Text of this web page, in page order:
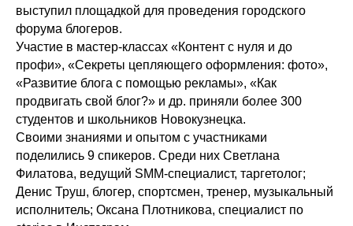
выступил площадкой для проведения городского
форума блогеров.
Участие в мастер-классах «Контент с нуля и до
профи», «Секреты цепляющего оформления: фото»,
«Развитие блога с помощью рекламы», «Как
продвигать свой блог?» и др. приняли более 300
студентов и школьников Новокузнецка.
Своими знаниями и опытом с участниками
поделились 9 спикеров. Среди них Светлана
Филатова, ведущий SMM-специалист, таргетолог;
Денис Труш, блогер, спортсмен, тренер, музыкальный
исполнитель; Оксана Плотникова, специалист по